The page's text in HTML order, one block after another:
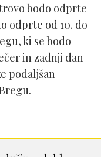
bodo odprte
odprte od 10. do
ki se bodo
in zadnji dan
podaljšan